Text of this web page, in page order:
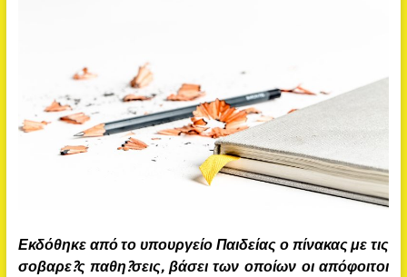
Εκδόθηκε από το υπουργείο Παιδείας ο πίνακας με τις
σοβαρε?ς παθη?σεις, βάσει των οποίων οι απόφοιτοι